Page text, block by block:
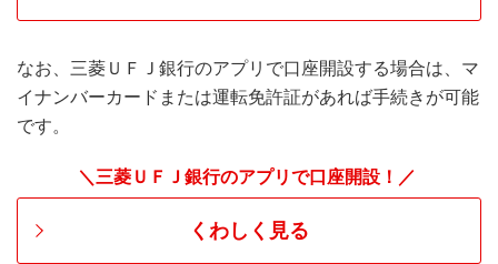
なお、三菱ＵＦＪ銀行のアプリで口座開設する場合は、マ
イナンバーカードまたは運転免許証があれば手続きが可能
です。
＼三菱ＵＦＪ銀行のアプリで口座開設！／
くわしく見る